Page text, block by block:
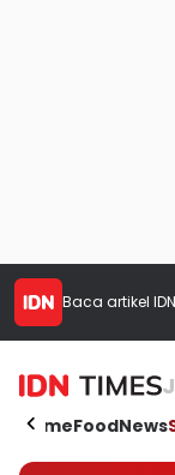
Baca artikel
HomeFoodNews